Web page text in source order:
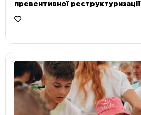
превентивної реструктуризації